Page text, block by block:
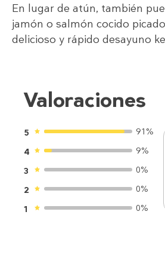
En lugar de atún, también
jamón o salmón cocido
delicioso y rápido desayuno
Valoraciones
5
91%
4
9%
3
0%
2
0%
1
0%